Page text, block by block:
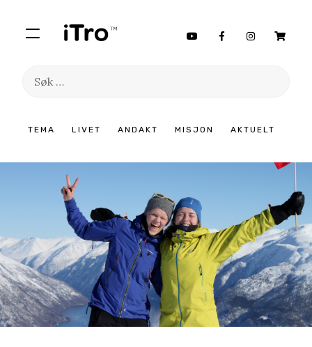
TEMA LIVET ANDAKT MISJON AKTUELT
Søk
innhold